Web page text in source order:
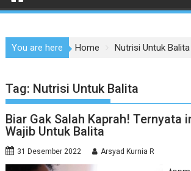
You are here Home Nutrisi Untuk Balita
Tag: Nutrisi Untuk Balita
Biar Gak Salah Kaprah! Ternyata
Wajib Untuk Balita
31 Desember 2022 Arsyad Kurnia R